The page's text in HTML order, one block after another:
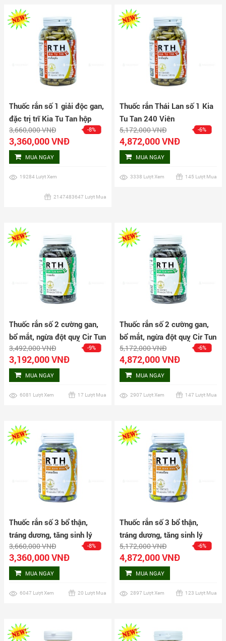
Thuốc rắn số 1 giải độc gan,
đặc trị trĩ Kia Tu Tan hộp
160 viên
3,660,000 VNĐ -8%
3,360,000 VNĐ
MUA NGAY
19284 Lượt Xem
2147483647 Lượt Mua
Thuốc rắn Thái Lan số 1 Kia
Tu Tan 240 Viên
5,172,000 VNĐ -6%
4,872,000 VNĐ
MUA NGAY
3338 Lượt Xem 145 Lượt Mua
Thuốc rắn số 2 cường gan,
bổ mắt, ngừa đột quỵ Cir Tun
Wan 160 viên
3,492,000 VNĐ -9%
3,192,000 VNĐ
MUA NGAY
6081 Lượt Xem 17 Lượt Mua
Thuốc rắn số 2 cường gan,
bổ mắt, ngừa đột quỵ Cir Tun
Wan 240 viên
5,172,000 VNĐ -6%
4,872,000 VNĐ
MUA NGAY
2907 Lượt Xem 147 Lượt Mua
Thuốc rắn số 3 bổ thận,
tráng dương, tăng sinh lý
nam Cir Bian Wan hộp 160
viên
3,660,000 VNĐ -8%
3,360,000 VNĐ
MUA NGAY
6047 Lượt Xem 20 Lượt Mua
Thuốc rắn số 3 bổ thận,
tráng dương, tăng sinh lý
nam Cir Bian Wan hộp 240
viên
5,172,000 VNĐ -6%
4,872,000 VNĐ
MUA NGAY
2897 Lượt Xem 123 Lượt Mua